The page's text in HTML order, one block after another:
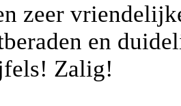
zeer
en
Zalig!